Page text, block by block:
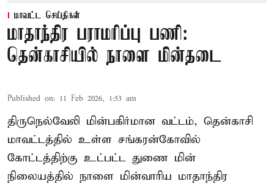
மாவட்ட செய்திகள்
மாதாந்திர பராமரிப்பு பணி:
தென்காசியில் நாளை மின்தடை
Published on: 11 Feb 2026, 1:53 am
திருநெல்வேலி மின்பகிர்மான வட்டம், தென்காசி
மாவட்டத்தில் உள்ள சங்கரன்கோவில்
கோட்டத்திற்கு உட்பட்ட துணை மின்
நிலையத்தில் நாளை மின்வாரிய மாதாந்திர